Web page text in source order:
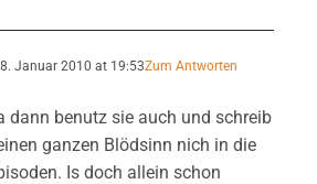
8. Januar 2010 at 19:53Zum Antworten
dann benutz sie auch und schreib
ganzen Blödsinn nich in die
Is doch allein schon